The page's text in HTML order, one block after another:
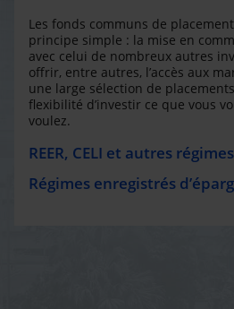
Les fonds communs de
principe simple : la mise en
avec celui de nombreux autres
offrir, entre autres, l’accès aux
une large sélection de
flexibilité d’investir ce que vous
voulez.
REER, CELI et autres
Régimes enregistrés